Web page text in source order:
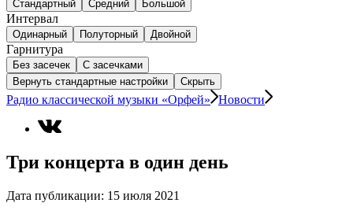
Стандартный Средний Большой
Интервал
Одинарный Полуторный Двойной
Гарнитура
Без засечек
С засечками
Вернуть стандартные настройки
Скрыть
Радио классической музыки «Орфей» Новости
Три концерта в один день
Дата публикации: 15 июля 2021